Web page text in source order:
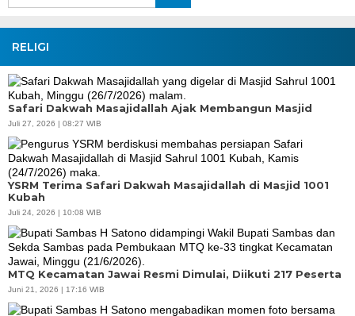
RELIGI
Safari Dakwah Masajidallah Ajak Membangun Masjid
Juli 27, 2026 | 08:27 WIB
YSRM Terima Safari Dakwah Masajidallah di Masjid 1001
Kubah
Juli 24, 2026 | 10:08 WIB
MTQ Kecamatan Jawai Resmi Dimulai, Diikuti 217 Peserta
Juni 21, 2026 | 17:16 WIB